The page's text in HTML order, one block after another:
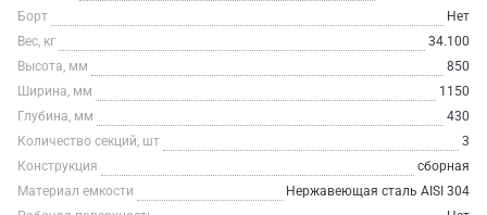
Борт
Нет
Вес, кг
34.100
Высота, мм
850
Ширина, мм
1150
Глубина, мм
430
Количество секций, шт
3
Конструкция
сборная
Материал емкости
Нержавеющая сталь AISI 304